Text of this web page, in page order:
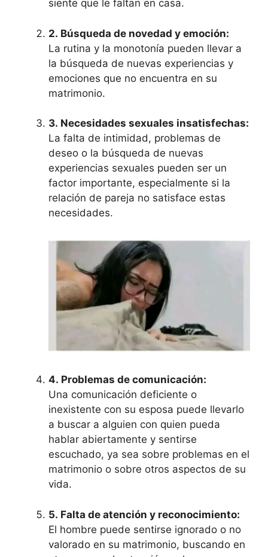
siente que le faltan en casa.
2. Búsqueda de novedad y emoción:
La rutina y la monotonía pueden llevar a
la búsqueda de nuevas experiencias y
emociones que no encuentra en su
matrimonio.
3. Necesidades sexuales insatisfechas:
La falta de intimidad, problemas de
deseo o la búsqueda de nuevas
experiencias sexuales pueden ser un
factor importante, especialmente si la
relación de pareja no satisface estas
necesidades.
4. Problemas de comunicación:
Una comunicación deficiente o
inexistente con su esposa puede llevarlo
a buscar a alguien con quien pueda
hablar abiertamente y sentirse
escuchado, ya sea sobre problemas en el
matrimonio o sobre otros aspectos de su
vida.
5. Falta de atención y reconocimiento:
El hombre puede sentirse ignorado o no
valorado en su matrimonio, buscando en